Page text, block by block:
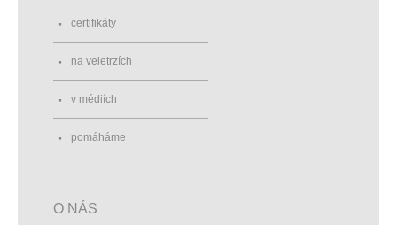
certifikáty
na veletrzích
v médiích
pomáháme
O NÁS